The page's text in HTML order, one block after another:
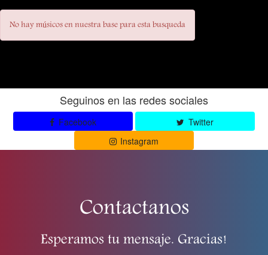
No hay músicos en nuestra base para esta busqueda
Seguinos en las redes sociales
Facebook
Twitter
Instagram
Contactanos
Esperamos tu mensaje. Gracias!